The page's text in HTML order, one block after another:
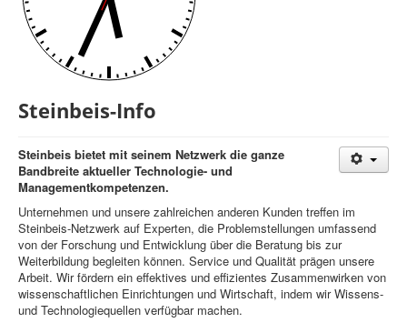
Management
Controlling
Balanced Scorecard
OKR
Hoshin-Kanri
Kommunikation
Entscheidungsregeln
Aktuelle Seite: Startseite Über uns Steinbeis-Info
Steinbeis-Info
Steinbeis bietet mit seinem Netzwerk die ganze
Bandbreite aktueller Technologie- und
Managementkompetenzen.
Unternehmen und unsere zahlreichen anderen Kunden treffen im
Steinbeis-Netzwerk auf Experten, die Problemstellungen umfassend
von der Forschung und Entwicklung über die Beratung bis zur
Weiterbildung begleiten können. Service und Qualität prägen unsere
Arbeit. Wir fördern ein effektives und effizientes Zusammenwirken von
wissenschaftlichen Einrichtungen und Wirtschaft, indem wir Wissens-
und Technologiequellen verfügbar machen.